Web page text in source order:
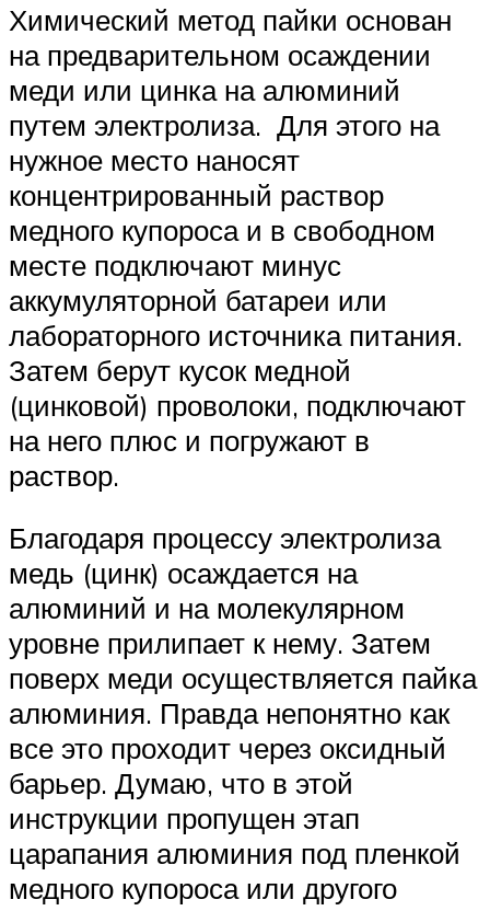
Химический метод пайки основан
на предварительном осаждении
меди или цинка на алюминий
путем электролиза. Для этого на
нужное место наносят
концентрированный раствор
медного купороса и в свободном
месте подключают минус
аккумуляторной батареи или
лабораторного источника питания.
Затем берут кусок медной
(цинковой) проволоки, подключают
на него плюс и погружают в
раствор.
Благодаря процессу электролиза
медь (цинк) осаждается на
алюминий и на молекулярном
уровне прилипает к нему. Затем
поверх меди осуществляется пайка
алюминия. Правда непонятно как
все это проходит через оксидный
барьер. Думаю, что в этой
инструкции пропущен этап
царапания алюминия под пленкой
медного купороса или другого